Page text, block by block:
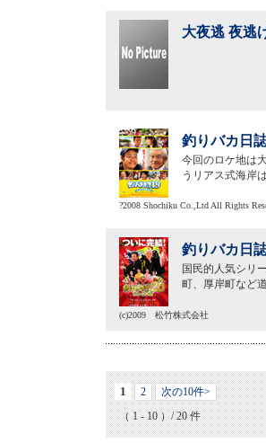
大夜逃 夜逃
釣りバカ日
今回のロケ地は
うリアス式海岸
?2008 Shochiku Co.,Ltd All Rights
釣りバカ日
国民的人気シリ
町、厚岸町など
(c)2009 松竹株式会社
1 2
次の10件>
（ 1 - 10 ）/ 20 件